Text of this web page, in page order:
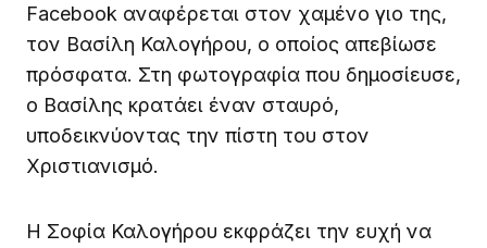
Facebook αναφέρεται στον χαμένο γιο της,
τον Βασίλη Καλογήρου, ο οποίος απεβίωσε
πρόσφατα. Στη φωτογραφία που δημοσίευσε,
ο Βασίλης κρατάει έναν σταυρό,
υποδεικνύοντας την πίστη του στον
Χριστιανισμό.
Η Σοφία Καλογήρου εκφράζει την ευχή να